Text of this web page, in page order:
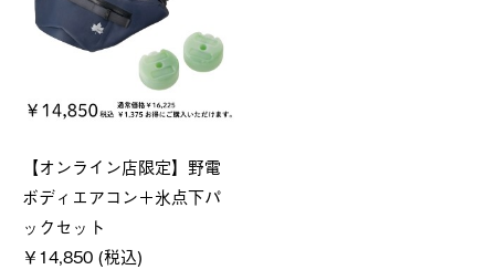
【オンライン店限定】野電
ボディエアコン＋氷点下パ
ックセット
￥14,850 (税込)